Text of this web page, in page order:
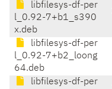
libfilesys-df-per
l_0.92-7+b1_s390
x.deb
libfilesys-df-per
l_0.92-7+b2_loong
64.deb
libfilesys-df-per